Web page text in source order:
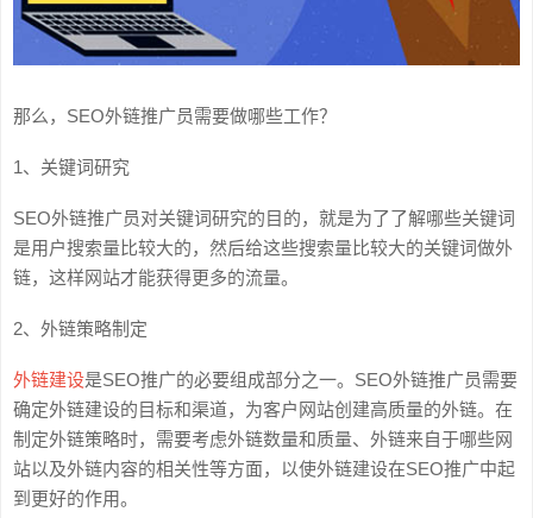
那么，SEO外链推广员需要做哪些工作？
1、关键词研究
SEO外链推广员对关键词研究的目的，就是为了了解哪些关键词
是用户搜索量比较大的，然后给这些搜索量比较大的关键词做外
链，这样网站才能获得更多的流量。
2、外链策略制定
外链建设是SEO推广的必要组成部分之一。SEO外链推广员需要
确定外链建设的目标和渠道，为客户网站创建高质量的外链。在
制定外链策略时，需要考虑外链数量和质量、外链来自于哪些网
站以及外链内容的相关性等方面，以使外链建设在SEO推广中起
到更好的作用。